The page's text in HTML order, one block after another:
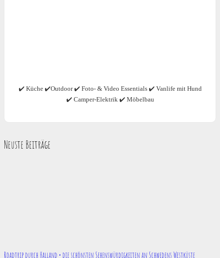
✔️ Küche ✔️Outdoor ✔️ Foto- & Video Essentials ✔️ Vanlife mit Hund
✔️ Camper-Elektrik ✔️ Möbelbau
Neuste Beiträge
Roadtrip durch Halland • die schönsten Sehenswürdigkeiten an Schwedens Westküste